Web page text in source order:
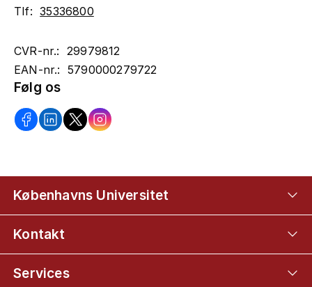
Tlf:35336800
CVR-nr.: 29979812
EAN-nr.: 5790000279722
Følg os
Københavns Universitet
Kontakt
Services